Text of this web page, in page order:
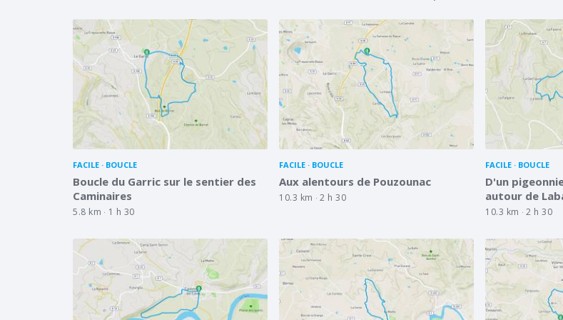
FACILE BOUCLE
Boucle du Garric sur le sentier des
Caminaires
5.8 km 1 h 30
FACILE BOUCLE
Aux alentours de Pouzounac
10.3 km 2 h 30
FACILE BOUCLE
D'un
autour de
10.3 km 2 h 30